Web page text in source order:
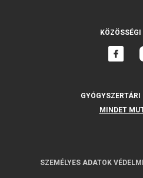
GYÓGYSZERTÁRI
MINDET
SZEMÉLYES ADATOK